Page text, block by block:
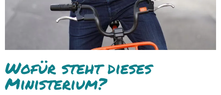
Wofür steht dieses
Ministerium?